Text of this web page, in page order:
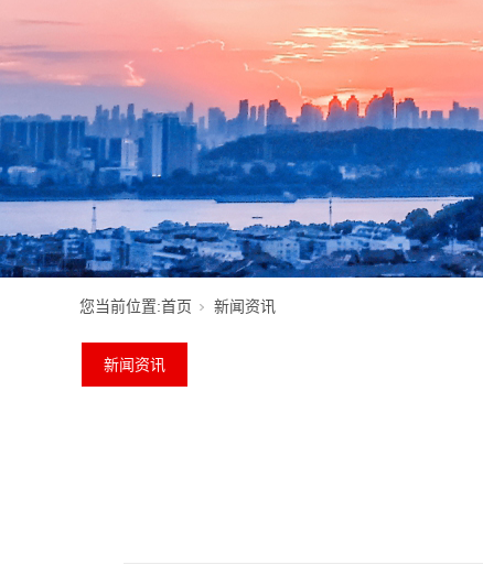
您当前位置:首页 新闻资讯
新闻资讯